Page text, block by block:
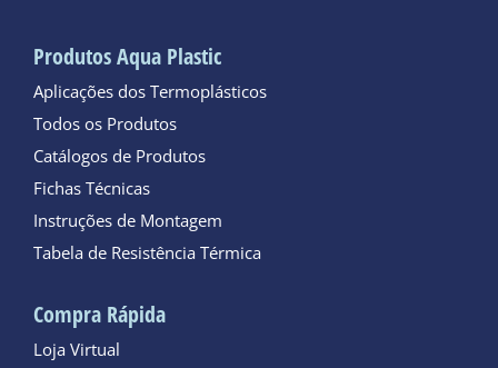
Produtos Aqua Plastic
Aplicações dos Termoplásticos
Todos os Produtos
Catálogos de Produtos
Fichas Técnicas
Instruções de Montagem
Tabela de Resistência Térmica
Compra Rápida
Loja Virtual